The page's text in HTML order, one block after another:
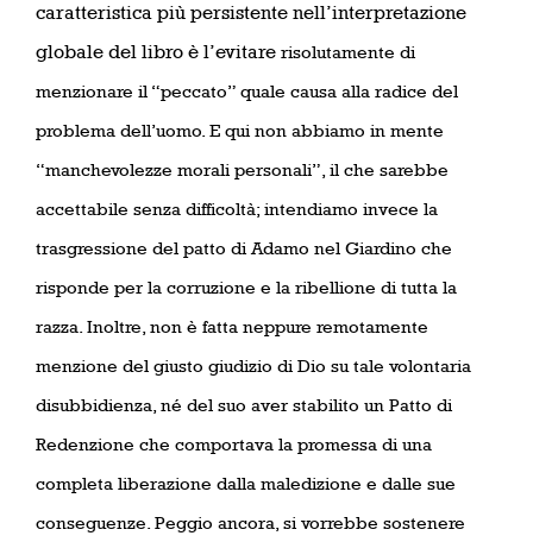
caratteristica più persistente nell’interpretazione
globale del libro è l’evitare risolutamente di
menzionare il “peccato” quale causa alla radice del
problema dell’uomo. E qui non abbiamo in mente
“manchevolezze morali personali”, il che sarebbe
accettabile senza difficoltà; intendiamo invece la
trasgressione del patto di Adamo nel Giardino che
risponde per la corruzione e la ribellione di tutta la
razza. Inoltre, non è fatta neppure remotamente
menzione del giusto giudizio di Dio su tale volontaria
disubbidienza, né del suo aver stabilito un Patto di
Redenzione che comportava la promessa di una
completa liberazione dalla maledizione e dalle sue
conseguenze. Peggio ancora, si vorrebbe sostenere